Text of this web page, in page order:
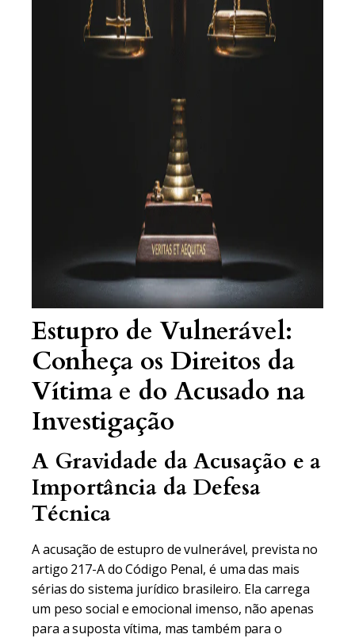
Estupro de Vulnerável:
Conheça os Direitos da
Vítima e do Acusado na
Investigação
A Gravidade da Acusação e a
Importância da Defesa
Técnica
A acusação de estupro de vulnerável, prevista no
artigo 217-A do Código Penal, é uma das mais
sérias do sistema jurídico brasileiro. Ela carrega
um peso social e emocional imenso, não apenas
para a suposta vítima, mas também para o